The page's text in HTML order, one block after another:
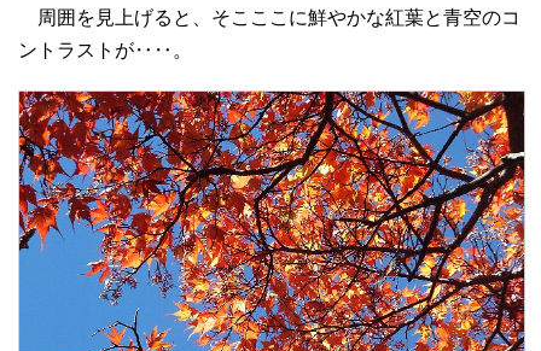
周囲を見上げると、そこここに鮮やかな紅葉と青空のコ
ントラストが‥‥。